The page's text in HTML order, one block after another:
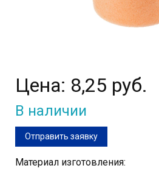
Цена: 8,25 руб.
В наличии
Отправить заявку
Материал изготовления: